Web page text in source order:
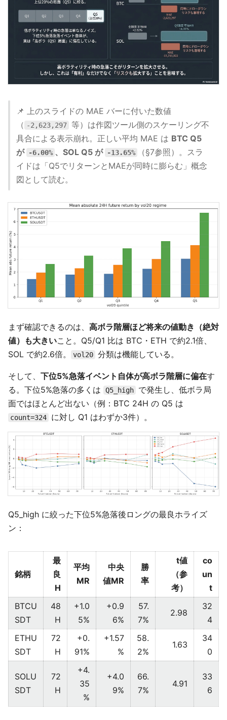
📌 上のスライドの MAE バーに付いた数値
（ -2,623,297
等）は作図ツール側のスケーリング不
具合による表示崩れ。正しい平均 MAE は BTC Q5
が -6.00% 、SOL Q5 が -13.65%
（§7参照）。スラ
イドは「Q5でリターンとMAEが同時に膨らむ」概念
図として読む。
まず確認できるのは、 高ボラ階層ほど将来の値動き（絶対
値）も大きいこと。Q5/Q1 比は BTC・ETH で約2.1倍、
SOL で約2.6倍。
vol20 分類は機能している。
そして、 下位5%急落イベント自体が高ボラ階層に偏在す
る。下位5%急落の多くは
Q5_high
で発生し、低ボラ局
面ではほとんど出ない（例：BTC 24H の Q5 は
count=324 に対し Q1 はわずか3件）。
Q5_high に絞った下位5%急落後ロングの最良ホライズ
ン：
銘柄
最
良
H
平均
MR
中央
値MR
勝
率
t値
（参
考）
co
un
t
BTCU
SDT
48
H
+1.0
5%
+0.9
6%
57.
7%
2.98
32
4
ETHU
SDT
72
H
+0.
91%
+1.57
%
58.
2%
1.63
34
0
SOLU
SDT
72
H
+4.
35
%
+4.0
9%
66.
7%
4.91
33
6